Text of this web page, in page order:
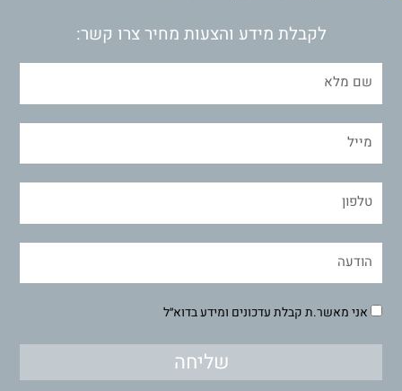
לקבלת מידע והצעות מחיר צרו קשר:
אני מאשר.ת קבלת עדכונים ומידע בדוא״ל
שליחה